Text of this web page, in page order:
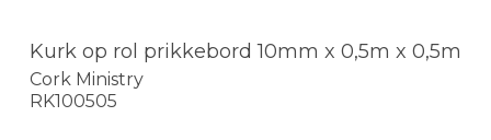
Kurk op rol prikkebord 10mm x 0,5m x 0,5m
Cork Ministry
RK100505